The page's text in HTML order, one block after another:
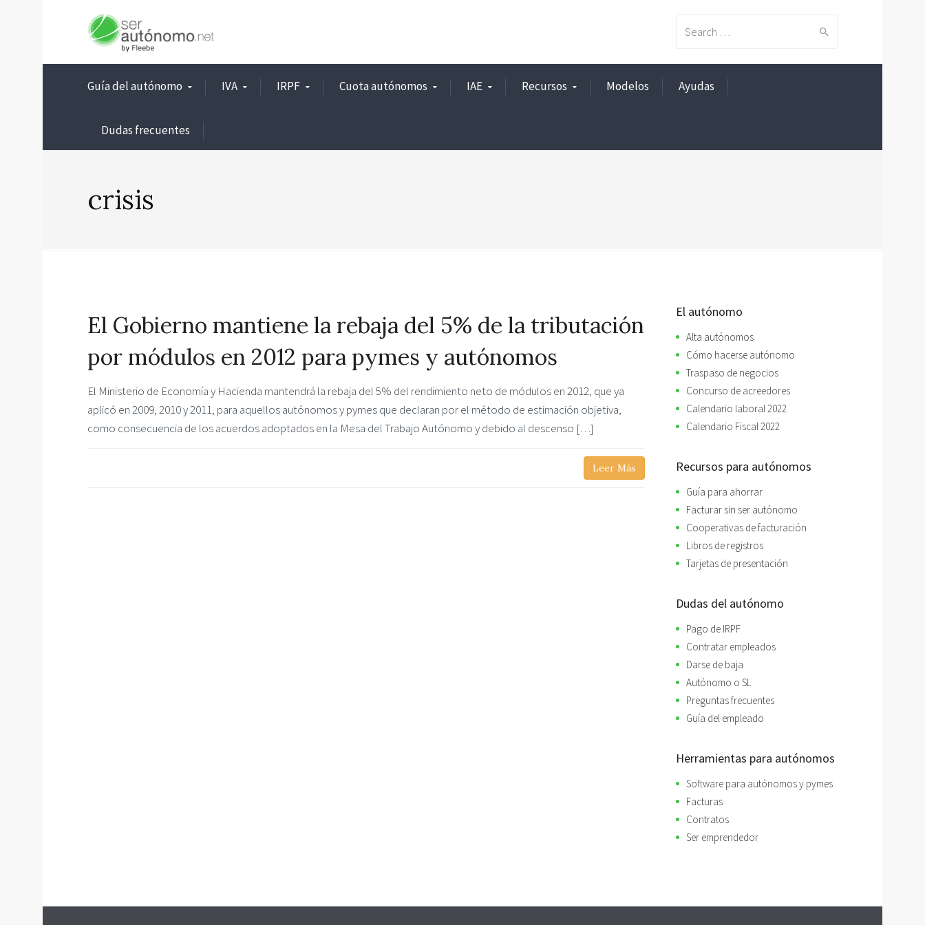
for:
Guía del autónomo IVA IRPF Cuota autónomos IAE Recursos Modelos Ayudas
Dudas frecuentes
crisis
El Gobierno mantiene la rebaja del 5% de la tributación
por módulos en 2012 para pymes y autónomos
El Ministerio de Economía y Hacienda mantendrá la rebaja del 5% del rendimiento neto de módulos en 2012, que ya
aplicó en 2009, 2010 y 2011, para aquellos autónomos y pymes que declaran por el método de estimación objetiva,
como consecuencia de los acuerdos adoptados en la Mesa del Trabajo Autónomo y debido al descenso […]
Leer Más
El autónomo
Alta autónomos
Cómo hacerse autónomo
Traspaso de negocios
Concurso de acreedores
Calendario laboral 2022
Calendario Fiscal 2022
Recursos para autónomos
Guía para ahorrar
Facturar sin ser autónomo
Cooperativas de facturación
Libros de registros
Tarjetas de presentación
Dudas del autónomo
Pago de IRPF
Contratar empleados
Darse de baja
Autónomo o SL
Preguntas frecuentes
Guía del empleado
Herramientas para autónomos
Software para autónomos y pymes
Facturas
Contratos
Ser emprendedor